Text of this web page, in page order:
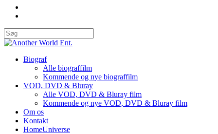
Biograf
Alle biograffilm
Kommende og nye biograffilm
VOD, DVD & Bluray
Alle VOD, DVD & Bluray film
Kommende og nye VOD, DVD & Bluray film
Om os
Kontakt
HomeUniverse